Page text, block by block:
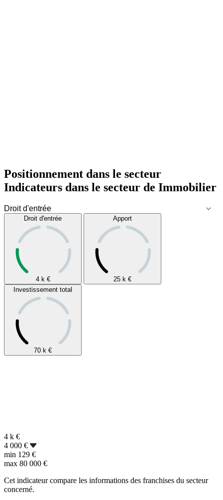
Positionnement dans le secteur
Indicateurs dans le secteur de Immobilier
Droit d'entrée
4 k €
Apport
25 k €
Investissement total
70 k €
4 k €
4 000 €
min 129 €
max 80 000 €
Cet indicateur compare les informations des franchises du secteur
concerné.